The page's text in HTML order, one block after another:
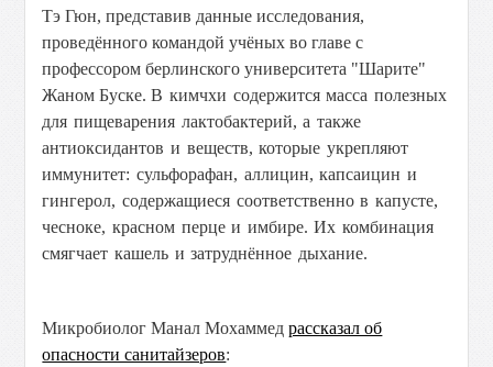
Тэ Гюн, представив данные исследования,
проведённого командой учёных во главе с
профессором берлинского университета "Шарите"
Жаном Буске. В кимчхи содержится масса полезных
для пищеварения лактобактерий, а также
антиоксидантов и веществ, которые укрепляют
иммунитет: сульфорафан, аллицин, капсаицин и
гингерол, содержащиеся соответственно в капусте,
чесноке, красном перце и имбире. Их комбинация
смягчает кашель и затруднённое дыхание.
Микробиолог Манал Мохаммедрассказал об
опасности санитайзеров: